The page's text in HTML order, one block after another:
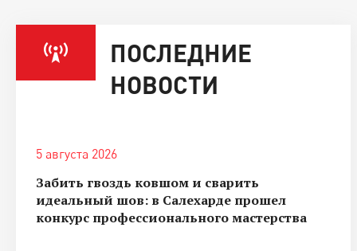
ПОСЛЕДНИЕ
НОВОСТИ
5 августа 2026
Забить гвоздь ковшом и сварить
идеальный шов: в Салехарде прошел
конкурс профессионального мастерства